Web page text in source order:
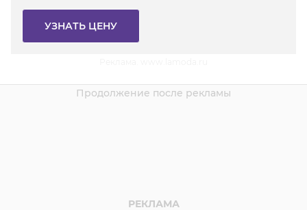
УЗНАТЬ ЦЕНУ